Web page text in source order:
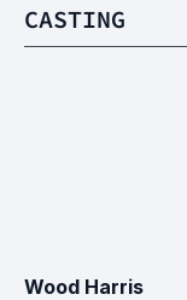
CASTING
Wood Harris